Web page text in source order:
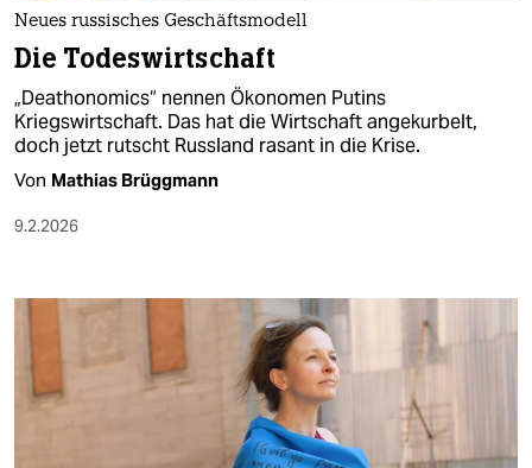
Neues russisches Geschäftsmodell
Die Todeswirtschaft
„Deathonomics“ nennen Ökonomen Putins
Kriegswirtschaft. Das hat die Wirtschaft angekurbelt,
doch jetzt rutscht Russland rasant in die Krise.
Von Mathias Brüggmann
9.2.2026